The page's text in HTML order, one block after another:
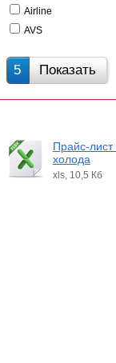
Airline
AVS
5 Показать
Прайс-лист
холода
xls, 10,5 Кб